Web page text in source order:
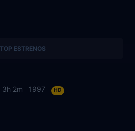
TOP ESTRENOS
3h 2m 1997 HD